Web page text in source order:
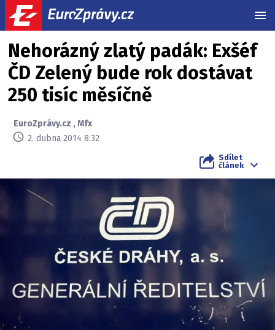
Nehorázný zlatý padák: Exšéf
ČD Zelený bude rok dostávat
250 tisíc měsíčně
EuroZprávy.cz ,Mfx
2. dubna 2014 8:32
Sdílet
článek